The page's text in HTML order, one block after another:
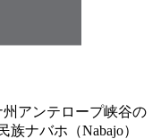
アンテロープ峡谷の
ナバホ（Nabajo）